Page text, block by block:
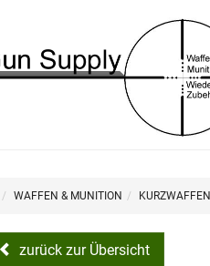
WAFFEN & MUNITION KURZWAFFEN
zurück zur Übersicht